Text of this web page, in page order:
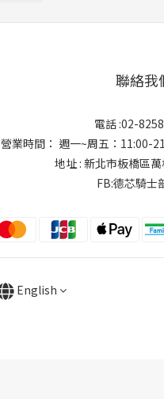
聯絡我
電話 :02-
營業時間： 週一~周五：11:00-
地址 : 新北市板橋區
FB:德芯騎士
English